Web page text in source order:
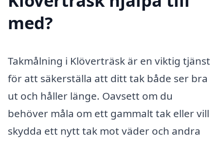
med?
Takmålning i Klöverträsk är en viktig tjänst
för att säkerställa att ditt tak både ser bra
ut och håller länge. Oavsett om du
behöver måla om ett gammalt tak eller vill
skydda ett nytt tak mot väder och andra